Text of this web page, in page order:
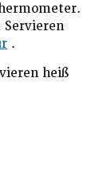
Servieren
.
heiß